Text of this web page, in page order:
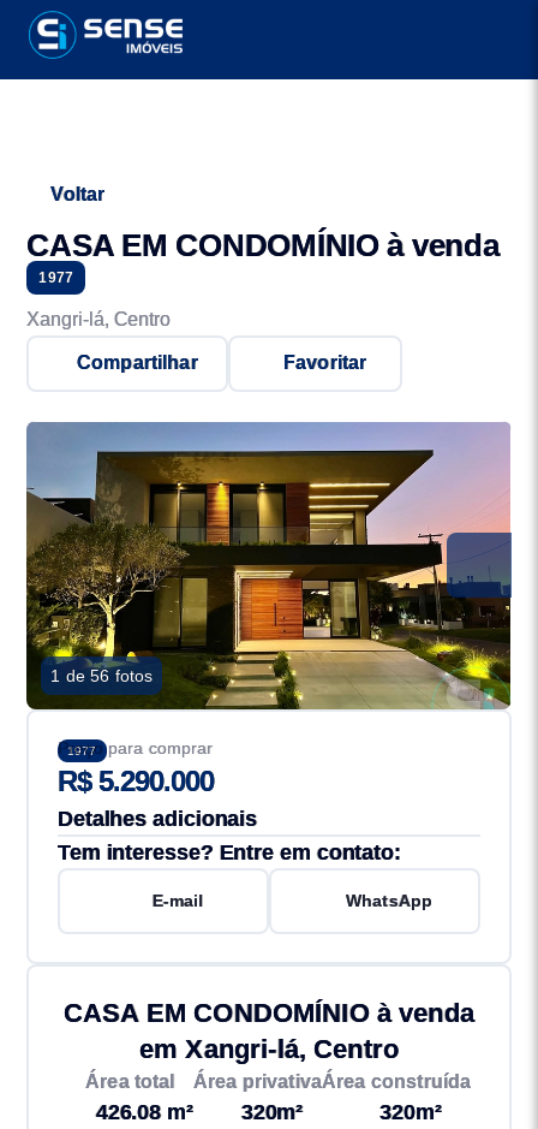
Voltar
CASA EM CONDOMÍNIO à venda
1977
Xangri-lá, Centro
Compartilhar Favoritar
1 de 56 fotos
1977
Preço para comprar
R$ 5.290.000
Detalhes adicionais
Tem interesse? Entre em contato:
E-mail WhatsApp
CASA EM CONDOMÍNIO à venda
em Xangri-lá, Centro
Área total
426.08 m²
Área privativa
320m²
Área construída
320m²